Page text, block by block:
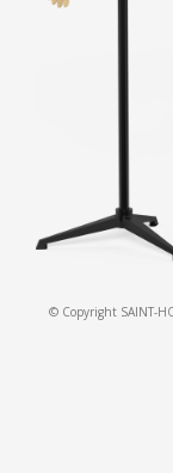
© Copyright SAINT-